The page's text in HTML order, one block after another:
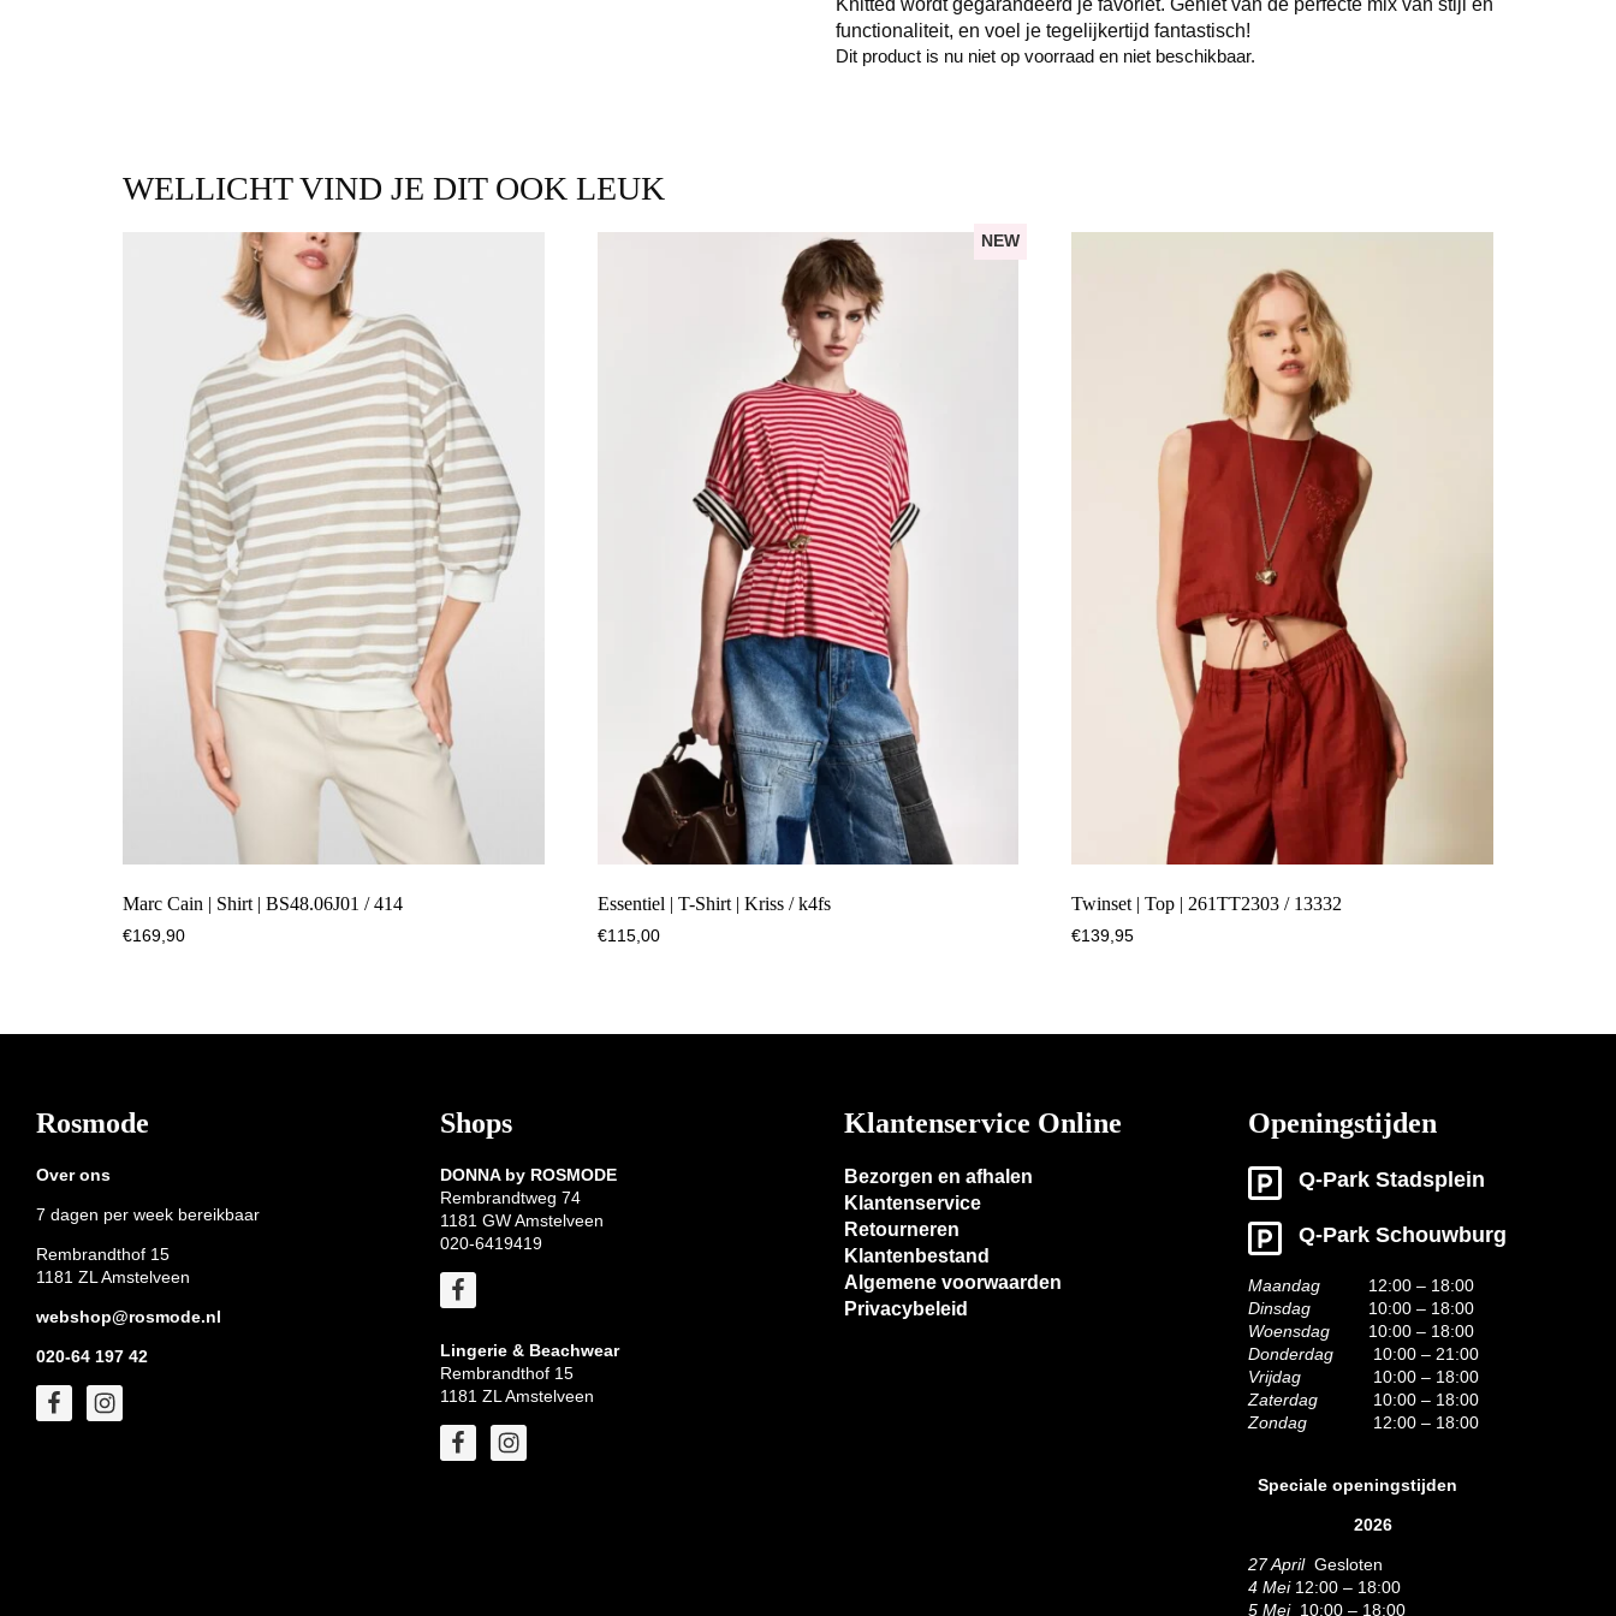
functionaliteit, en voel je tegelijkertijd fantastisch!
Dit product is nu niet op voorraad en niet beschikbaar.
WELLICHT VIND JE DIT OOK LEUK
Marc Cain | Shirt | BS48.06J01 / 414
€169,90
NEW
Essentiel | T-Shirt | Kriss / k4fs
€115,00
Twinset | Top | 261TT2303 / 13332
€139,95
Footer
Rosmode
Over ons
7 dagen per week bereikbaar
Rembrandthof 15
1181 ZL Amstelveen
webshop@rosmode.nl
020-64 197 42
Shops
DONNA by ROSMODE
Rembrandtweg 74
1181 GW Amstelveen
020-6419419
Lingerie & Beachwear
Rembrandthof 15
1181 ZL Amstelveen
Klantenservice Online
Bezorgen en afhalen
Klantenservice
Retourneren
Klantenbestand
Algemene voorwaarden
Privacybeleid
Openingstijden
Q-Park Stadsplein
Q-Park Schouwburg
Maandag
12:00 – 18:00
Dinsdag
10:00 – 18:00
Woensdag
10:00 – 18:00
Donderdag
10:00 – 21:00
Vrijdag
10:00 – 18:00
Zaterdag
10:00 – 18:00
Zondag
12:00 – 18:00
Speciale openingstijden
2026
27 AprilGesloten
4 Mei12:00 – 18:00
5 Mei10:00 – 18:00